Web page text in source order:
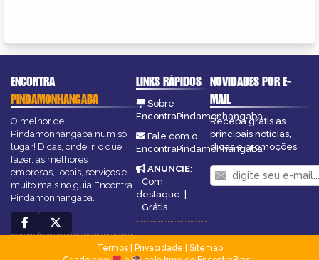
ENCONTRA
PINDAMONHANGABA
O melhor de
Pindamonhangaba num só
lugar! Dicas, onde ir, o que
fazer, as melhores
empresas, locais, serviços e
muito mais no guia Encontra
Pindamonhangaba.
LINKS RÁPIDOS
Sobre
EncontraPindamonhangaba
Fale com o
EncontraPindamonhangaba
ANUNCIE:
Com
destaque |
Grátis
NOVIDADES POR E-
MAIL
Receba grátis as
principais notícias,
dicas e promoções
Termos| Privacidade
Sitemap